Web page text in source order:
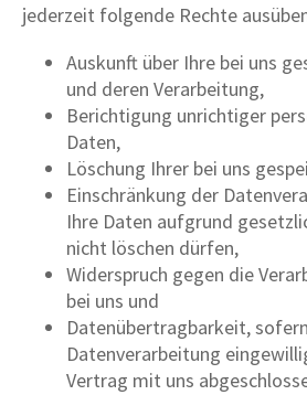
jederzeit folgende Rechte
Auskunft über Ihre bei uns
und deren Verarbeitung,
Berichtigung unrichtiger
Daten,
Löschung Ihrer bei uns
Einschränkung der
Ihre Daten aufgrund
nicht löschen dürfen,
Widerspruch gegen die
bei uns und
Datenübertragbarkeit,
Datenverarbeitung
Vertrag mit uns